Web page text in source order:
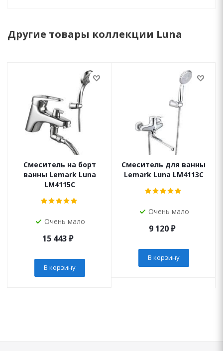
Другие товары коллекции Luna
Смеситель на борт
ванны Lemark Luna
LM4115C
Очень мало
15 443₽
В корзину
Смеситель для ванны
Lemark Luna LM4113C
Очень мало
9 120₽
В корзину